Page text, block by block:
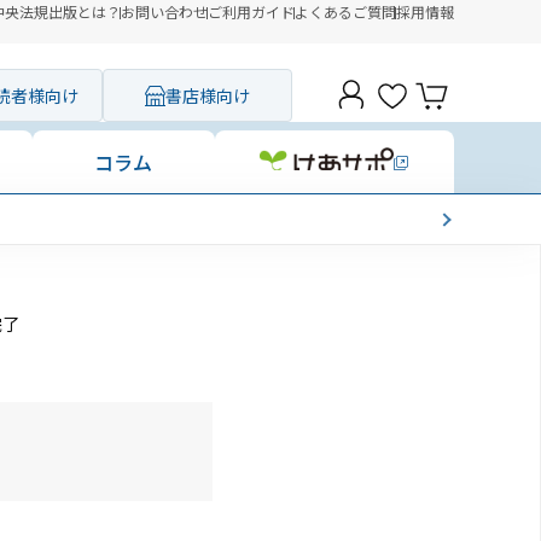
央法規出版とは？お問い合わせご利用ガイドよくあるご質問採用情報
者様向け 書店様向け
コラム